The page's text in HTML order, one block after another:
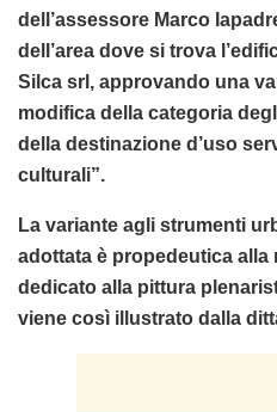
dell’assessore Marco
dell’area dove si trova
Silca srl, approvando una
modifica della categoria
della destinazione d’uso
culturali”.
La variante agli strumenti
adottata è propedeutica alla
dedicato alla pittura
viene così illustrato dalla